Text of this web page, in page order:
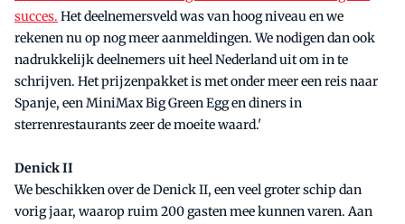
succes. Het deelnemersveld was van hoog niveau en we
rekenen nu op nog meer aanmeldingen. We nodigen dan ook
nadrukkelijk deelnemers uit heel Nederland uit om in te
schrijven. Het prijzenpakket is met onder meer een reis naar
Spanje, een MiniMax Big Green Egg en diners in
sterrenrestaurants zeer de moeite waard.'
Denick II
We beschikken over de Denick II, een veel groter schip dan
vorig jaar, waarop ruim 200 gasten mee kunnen varen. Aan